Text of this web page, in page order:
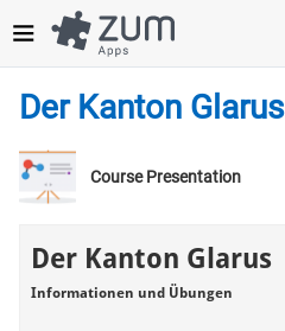
zum
Inhalt
Der Kanton Glarus
Course Presentation